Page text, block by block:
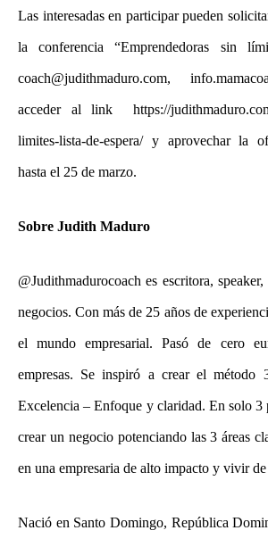
Las interesadas en participar pueden
la conferencia “Emprendedoras sin
coach@judithmaduro.com,
acceder al link https://
limites-lista-de-espera/ y aprovechar la
hasta el 25 de marzo.
Sobre Judith Maduro
@Judithmadurocoach es escritora,
negocios. Con más de 25 años de
el mundo empresarial. Pasó de cero
empresas. Se inspiró a crear el método
Excelencia – Enfoque y claridad. En solo 3
crear un negocio potenciando las 3 áreas
en una empresaria de alto impacto y vivir de
Nació en Santo Domingo, República